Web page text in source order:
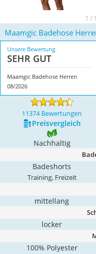
1 /
Maamgic Badehose
Unsere Bewertung
SEHR GUT
Maamgic Badehose Herren
08/2026
11374 Bewertungen
Preis­vergleich
Nachhaltig
Badeshorts
Training, Freizeit
mittellang
locker
100% Polyester